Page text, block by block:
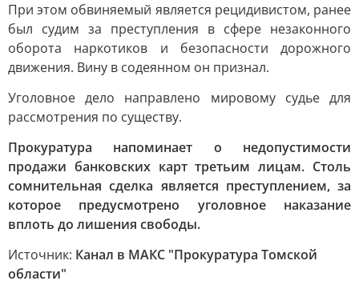
При этом обвиняемый является рецидивистом, ранее
был судим за преступления в сфере незаконного
оборота наркотиков и безопасности дорожного
движения. Вину в содеянном он признал.
Уголовное дело направлено мировому судье для
рассмотрения по существу.
Прокуратура напоминает о недопустимости
продажи банковских карт третьим лицам. Столь
сомнительная сделка является преступлением, за
которое предусмотрено уголовное наказание
вплоть до лишения свободы.
Источник: Канал в МАКС "Прокуратура Томской
области"